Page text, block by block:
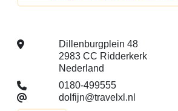
Dillenburgplein 48
2983 CC Ridderkerk
Nederland
0180-499555
dolfijn@travelxl.nl